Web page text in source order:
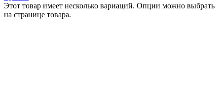
Этот товар имеет несколько вариаций. Опции можно выбрать
на странице товара.